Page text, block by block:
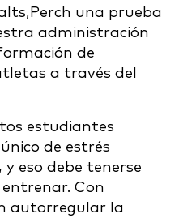
una prueba
administración
de
a través del
estudiantes
de estrés
eso debe tenerse
Con
autorregular la